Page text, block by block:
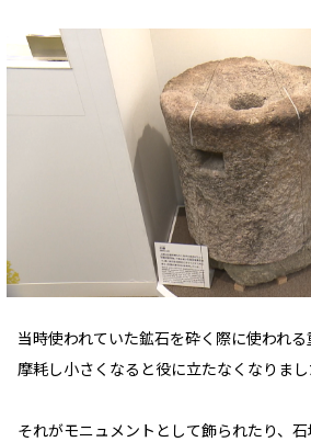
当時使われていた鉱石を砕く際に使われ
摩耗し小さくなると役に立たなくなりまし
それがモニュメントとして飾られたり、